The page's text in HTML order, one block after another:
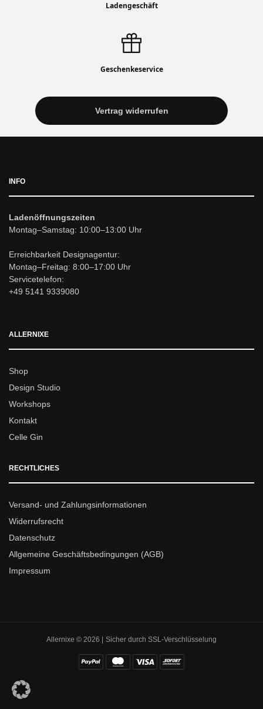
Ladengeschäft
Geschenkeservice
Vertrag widerrufen
INFO
Ladenöffnungszeiten
Montag–Samstag: 10:00–13:00 Uhr
Erreichbarkeit Designagentur:
Montag–Freitag: 8:00–17:00 Uhr
Servicetelefon:
+49 5141 9339080
ALLERNIXE
Shop
Design Studio
Workshops
Kontakt
Celle Gin
RECHTLICHES
Versand- und Zahlungsinformationen
Widerrufsrecht
Datenschutz
Allgemeine Geschäftsbedingungen (AGB)
Impressum
Allernixe © 2026 | Sicher durch SSL-Verschlüsselung